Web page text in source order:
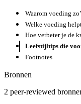
Waarom voeding
Welke voeding
Hoe verbeter je de
Leefstijltips die
Footnotes
Bronnen
2 peer-reviewed